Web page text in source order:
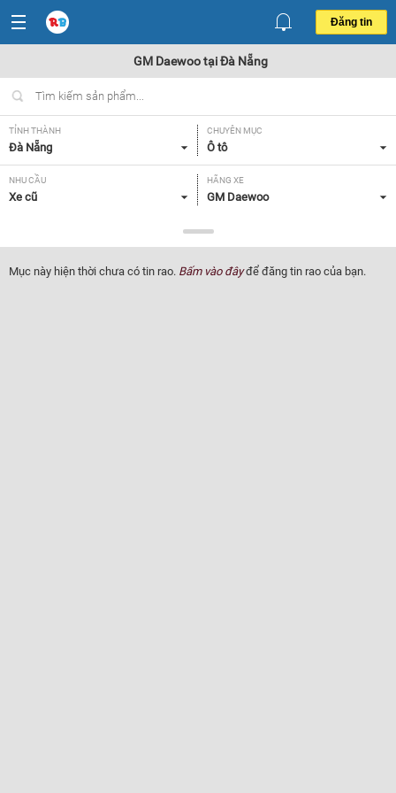
Đăng tin
GM Daewoo tại Đà Nẵng
TỈNH THÀNH
Đà Nẵng
CHUYÊN MỤC
Ô tô
NHU CẦU
Xe cũ
HÃNG XE
GM Daewoo
Tất cả
NĂM SẢN XUẤT
Tất cả
GIÁ XE XUẤT XỨ
Mục này hiện thời chưa có tin rao. Bấm vào đâyđể đăng tin rao của bạn.